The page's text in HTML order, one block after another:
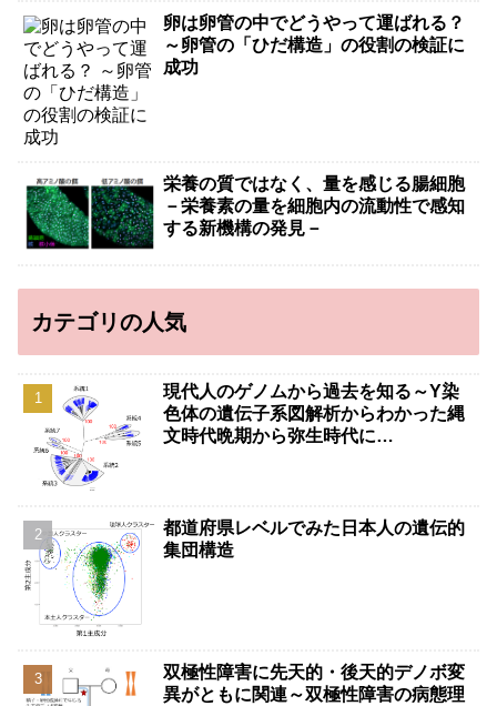
卵は卵管の中でどうやって運ばれる？
～卵管の「ひだ構造」の役割の検証に
成功
栄養の質ではなく、量を感じる腸細胞
－栄養素の量を細胞内の流動性で感知
する新機構の発見－
カテゴリの人気
現代人のゲノムから過去を知る～Y染
色体の遺伝子系図解析からわかった縄
文時代晩期から弥生時代に…
都道府県レベルでみた日本人の遺伝的
集団構造
双極性障害に先天的・後天的デノボ変
異がともに関連～双極性障害の病態理